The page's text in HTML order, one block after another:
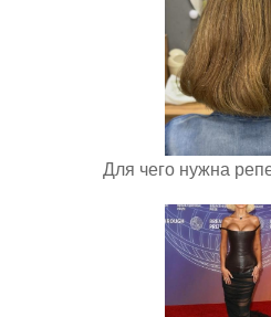
Для чего нужна